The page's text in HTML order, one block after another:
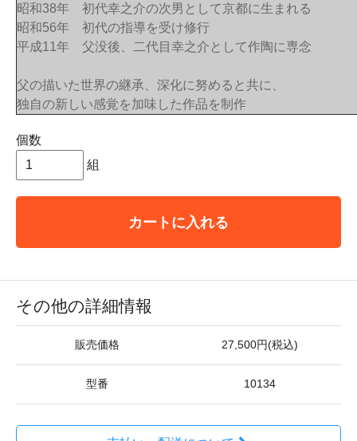
昭和38年 初代幸之介の次男として京都に生まれる
昭和56年 初代の指導を受け修行
平成11年 父没後、二代目幸之介として作陶に専念
父の描いた世界の継承、深化に努めると共に、
独自の新しい感覚を加味した作品を制作
個数
組
カートに入れる
その他の詳細情報
販売価格 27,500円(税込)
型番 10134